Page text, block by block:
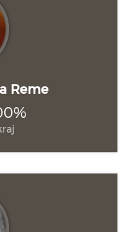
Reme